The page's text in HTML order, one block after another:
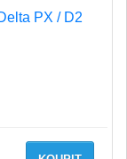
PX / D2